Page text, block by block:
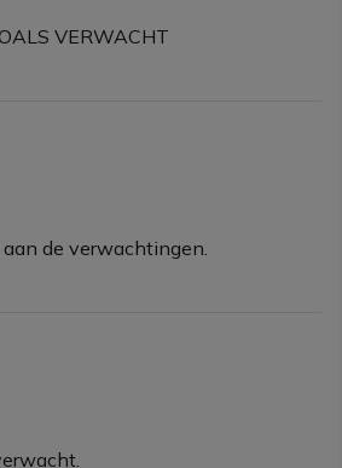
VERWACHT
de verwachtingen.